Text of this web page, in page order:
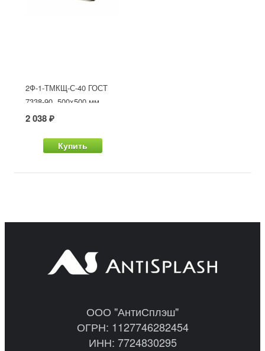
2Ф-1-ТМКЩ-С-40 ГОСТ
7338-90, 500x500 мм
2 038 ₽
Купить
ООО "АнтиСплэш"
ОГРН: 1127746282454
ИНН: 7724830295